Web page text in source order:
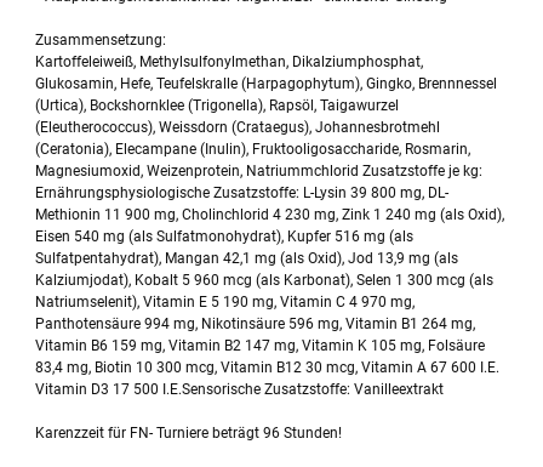
Zusammensetzung:
Kartoffeleiweiß, Methylsulfonylmethan, Dikalziumphosphat,
Glukosamin, Hefe, Teufelskralle (Harpagophytum), Gingko, Brennnessel
(Urtica), Bockshornklee (Trigonella), Rapsöl, Taigawurzel
(Eleutherococcus), Weissdorn (Crataegus), Johannesbrotmehl
(Ceratonia), Elecampane (Inulin), Fruktooligosaccharide, Rosmarin,
Magnesiumoxid, Weizenprotein, Natriummchlorid Zusatzstoffe je kg:
Ernährungsphysiologische Zusatzstoffe: L-Lysin 39 800 mg, DL-
Methionin 11 900 mg, Cholinchlorid 4 230 mg, Zink 1 240 mg (als Oxid),
Eisen 540 mg (als Sulfatmonohydrat), Kupfer 516 mg (als
Sulfatpentahydrat), Mangan 42,1 mg (als Oxid), Jod 13,9 mg (als
Kalziumjodat), Kobalt 5 960 mcg (als Karbonat), Selen 1 300 mcg (als
Natriumselenit), Vitamin E 5 190 mg, Vitamin C 4 970 mg,
Panthotensäure 994 mg, Nikotinsäure 596 mg, Vitamin B1 264 mg,
Vitamin B6 159 mg, Vitamin B2 147 mg, Vitamin K 105 mg, Folsäure
83,4 mg, Biotin 10 300 mcg, Vitamin B12 30 mcg, Vitamin A 67 600 I.E.
Vitamin D3 17 500 I.E.Sensorische Zusatzstoffe: Vanilleextrakt
Karenzzeit für FN- Turniere beträgt 96 Stunden!